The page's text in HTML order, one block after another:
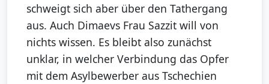
schweigt sich aber über den Tathergang
aus. Auch Dimaevs Frau Sazzit will von
nichts wissen. Es bleibt also zunächst
unklar, in welcher Verbindung das Opfer
mit dem Asylbewerber aus Tschechien